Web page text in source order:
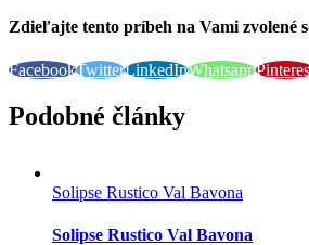
Zdieľajte tento príbeh na Vami zvolené
FacebookTwitterLinkedInWhatsapp
Podobné články
Solipse Rustico Val Bavona
Solipse Rustico Val Bavona